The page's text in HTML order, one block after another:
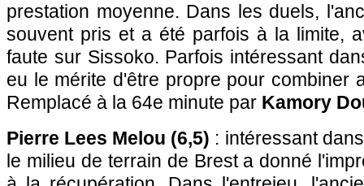
prestation moyenne. Dans les duels,
souvent pris et a été parfois à la limite,
faute sur Sissoko. Parfois intéressant
eu le mérite d'être propre pour combiner
Remplacé à la 64e minute par Kamory
Pierre Lees Melou (6,5) : intéressant
le milieu de terrain de Brest a donné